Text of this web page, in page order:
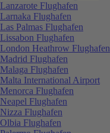
Lanzarote Flughafen
Larnaka Flughafen
Las Palmas Flughafen
Lissabon Flughafen
London Heathrow Flughafen
Madrid Flughafen
Malaga Flughafen
Malta International Airport
Menorca Flughafen
Neapel Flughafen
Nizza Flughafen
Olbia Flughafen